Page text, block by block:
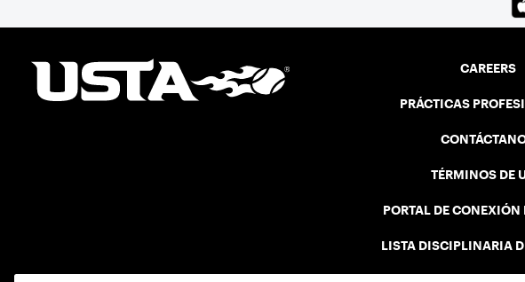
CAREERS
PRÁCTICAS
TÉRMINOS DE
PORTAL DE CONEXIÓN
LISTA DISCIPLINARIA